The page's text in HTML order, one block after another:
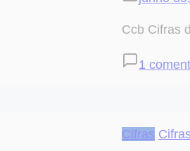
Ccb Cifras
1
Cifras